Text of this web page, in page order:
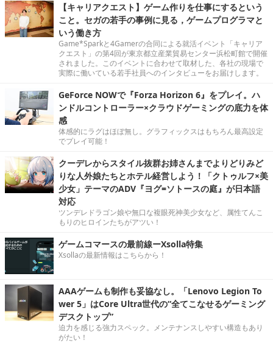
【キャリアクエスト】ゲーム作りを仕事にするという
こと。セガの若手の事例に見る，ゲームプログラマと
いう働き方
Game*Sparkと4Gamerの合同による就活イベント「キャリア
クエスト」の第4回が東京都立産業貿易センター浜松町館で開催
されました。このイベントに合わせて取材した、各社の現場で
実際に働いている若手社員へのインタビューをお届けします。
GeForce NOWで『Forza Horizon 6』をプレイ。ハ
ンドルコントローラー×クラウドゲーミングの底力を体
感
体感的にラグはほぼ無し。グラフィックスはもちろん最高設定
でプレイ可能！
クーデレからスタイル抜群お姉さんまでよりどりみど
りな人外娘たちとホテル経営しよう！「クトゥルフ×美
少女」テーマのADV『ヨグ=ソトースの庭』が日本語
対応
ツンデレドラゴン娘や無口な複眼死神美少女など、属性てんこ
もりのヒロインたちがアツい！
ゲームコマースの最前線ーXsolla特集
Xsollaの最新情報はこちらから！
AAAゲームも制作も妥協なし。「Lenovo Legion To
wer 5」はCore Ultra世代の“全てこなせるゲーミング
デスクトップ”
迫力を感じる強力スペック。メンテナンスしやすい構造もあり
がたい！